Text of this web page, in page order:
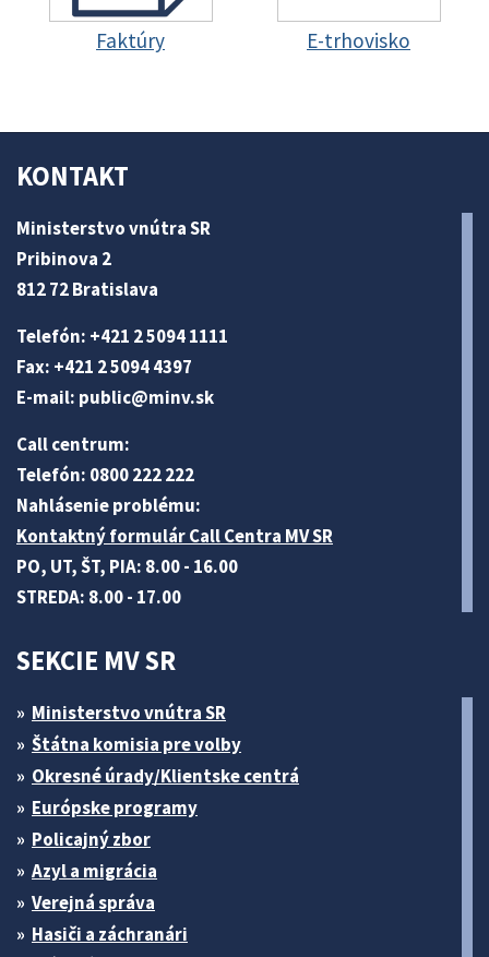
Faktúry E-trhovisko
KONTAKT
Ministerstvo vnútra SR
Pribinova 2
812 72 Bratislava
Telefón: +421 2 5094 1111
Fax: +421 2 5094 4397
E-mail: public@minv.sk
Call centrum:
Telefón: 0800 222 222
Nahlásenie problému:
Kontaktný formulár Call Centra MV SR
PO, UT, ŠT, PIA: 8.00 - 16.00
STREDA: 8.00 - 17.00
SEKCIE MV SR
Ministerstvo vnútra SR
Štátna komisia pre volby
Okresné úrady/Klientske centrá
Európske programy
Policajný zbor
Azyl a migrácia
Verejná správa
Hasiči a záchranári